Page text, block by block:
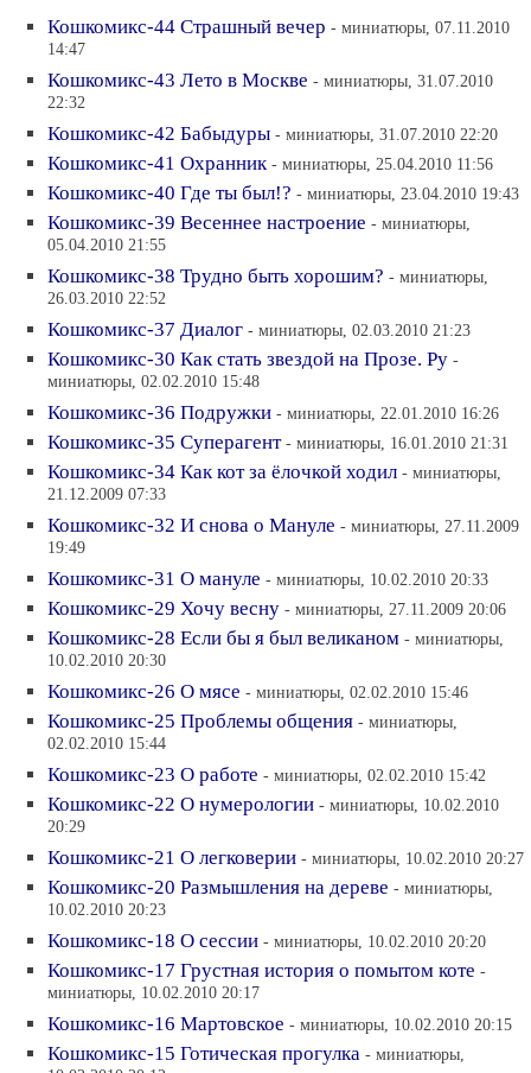
Кошкомикс-44 Страшный вечер - миниатюры, 07.11.2010
14:47
Кошкомикс-43 Лето в Москве - миниатюры, 31.07.2010
22:32
Кошкомикс-42 Бабыдуры - миниатюры, 31.07.2010 22:20
Кошкомикс-41 Охранник - миниатюры, 25.04.2010 11:56
Кошкомикс-40 Где ты был!? - миниатюры, 23.04.2010 19:43
Кошкомикс-39 Весеннее настроение - миниатюры,
05.04.2010 21:55
Кошкомикс-38 Трудно быть хорошим? - миниатюры,
26.03.2010 22:52
Кошкомикс-37 Диалог - миниатюры, 02.03.2010 21:23
Кошкомикс-30 Как стать звездой на Прозе. Ру -
миниатюры, 02.02.2010 15:48
Кошкомикс-36 Подружки - миниатюры, 22.01.2010 16:26
Кошкомикс-35 Суперагент - миниатюры, 16.01.2010 21:31
Кошкомикс-34 Как кот за ёлочкой ходил - миниатюры,
21.12.2009 07:33
Кошкомикс-32 И снова о Мануле - миниатюры, 27.11.2009
19:49
Кошкомикс-31 О мануле - миниатюры, 10.02.2010 20:33
Кошкомикс-29 Хочу весну - миниатюры, 27.11.2009 20:06
Кошкомикс-28 Если бы я был великаном - миниатюры,
10.02.2010 20:30
Кошкомикс-26 О мясе - миниатюры, 02.02.2010 15:46
Кошкомикс-25 Проблемы общения - миниатюры,
02.02.2010 15:44
Кошкомикс-23 О работе - миниатюры, 02.02.2010 15:42
Кошкомикс-22 О нумерологии - миниатюры, 10.02.2010
20:29
Кошкомикс-21 О легковерии - миниатюры, 10.02.2010 20:27
Кошкомикс-20 Размышления на дереве - миниатюры,
10.02.2010 20:23
Кошкомикс-18 О сессии - миниатюры, 10.02.2010 20:20
Кошкомикс-17 Грустная история о помытом коте -
миниатюры, 10.02.2010 20:17
Кошкомикс-16 Мартовское - миниатюры, 10.02.2010 20:15
Кошкомикс-15 Готическая прогулка - миниатюры,